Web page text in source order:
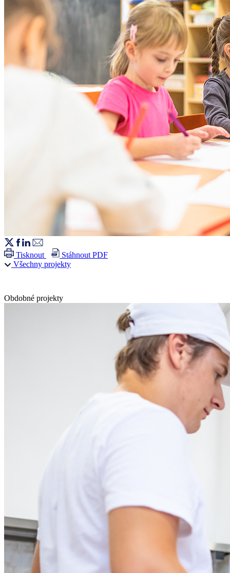
Tisknout
Stáhnout PDF
Všechny projekty
Obdobné projekty